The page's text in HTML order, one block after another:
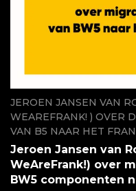
JEROEN JANSEN VAN
WEAREFRANK! ) OVER
VAN B5 NAAR HET
Jeroen Jansen van
WeAreFrank!) over
BW5 componenten